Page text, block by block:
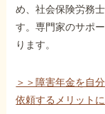
め、社会保険労務
す。専門家のサポ
ります。
＞＞障害年金を自
依頼するメリット